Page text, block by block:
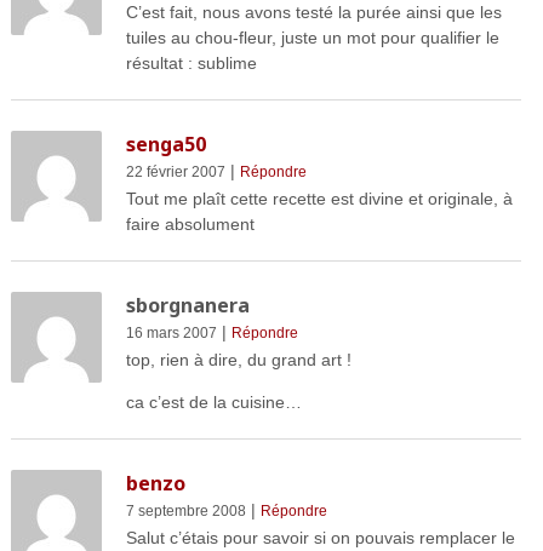
C’est fait, nous avons testé la purée ainsi que les
tuiles au chou-fleur, juste un mot pour qualifier le
résultat : sublime
senga50
22 février 2007 | Répondre
Tout me plaît cette recette est divine et originale, à
faire absolument
sborgnanera
16 mars 2007 | Répondre
top, rien à dire, du grand art !
ca c’est de la cuisine…
benzo
7 septembre 2008 | Répondre
Salut c’étais pour savoir si on pouvais remplacer le